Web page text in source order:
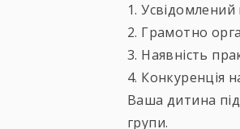
1. Усвідомлений
2. Грамотно
3. Наявність
4. Конкуренція
Ваша дитина
групи.